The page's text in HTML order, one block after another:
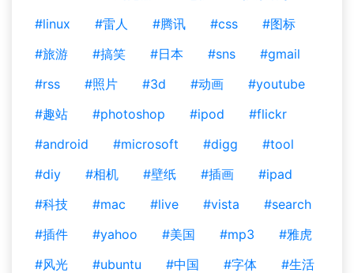
#linux
#雷人 #腾讯 #css
#图标
#旅游
#搞笑 #日本 #sns
#gmail
#rss
#照片 #3d #动画
#youtube
#趣站
#photoshop #ipod
#flickr
#android
#microsoft #digg
#tool
#diy
#相机 #壁纸 #插画
#ipad
#科技
#mac #live #vista
#search
#插件
#yahoo #美国 #mp3
#雅虎
#风光
#ubuntu #中国 #字体
#生活